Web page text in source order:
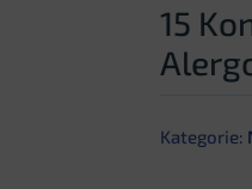
15
Kategorie: